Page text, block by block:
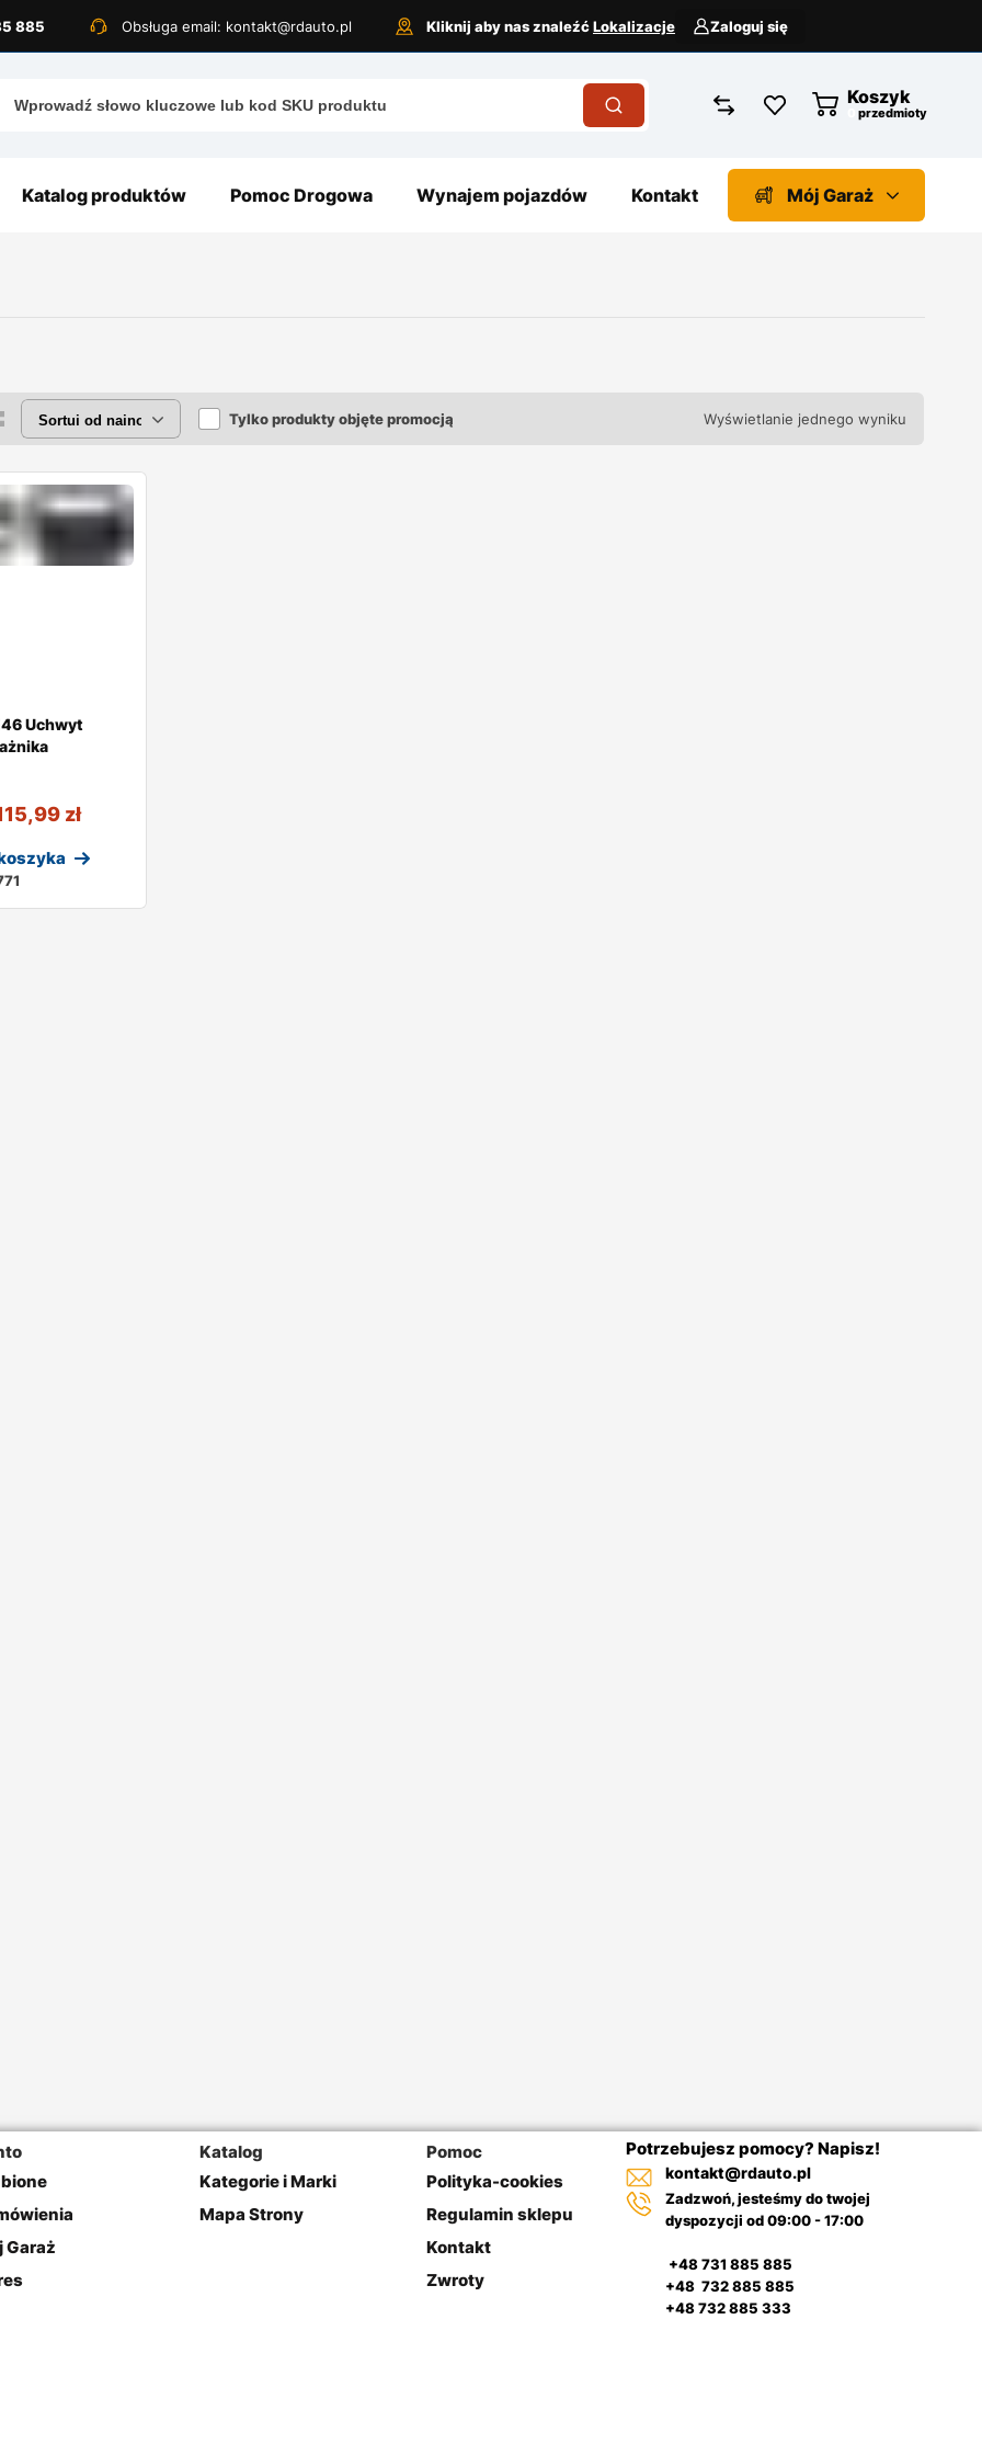
885 Obsługa email: kontakt@rdauto.pl Kliknij aby nas znaleźćLokalizacje Zaloguj się
Koszyk
przedmioty
Katalog produktów Pomoc Drogowa Wynajem pojazdów Kontakt Mój Garaż
Tylko produkty objęte promocją Wyświetlanie jednego wyniku
Uchwyt
zł
Garaż
Katalog
Kategorie i Marki
Mapa Strony
Pomoc
Polityka-cookies
Regulamin sklepu
Kontakt
Zwroty
Potrzebujesz pomocy? Napisz!
kontakt@rdauto.pl
Zadzwoń, jesteśmy do twojej
dyspozycji od 09:00 - 17:00
+48 731 885 885
+48 732 885 885
+48 732 885 333